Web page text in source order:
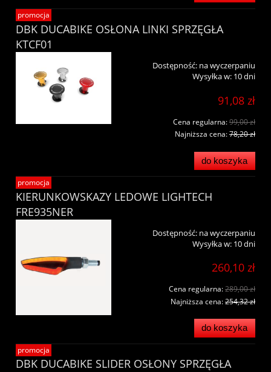
DBK DUCABIKE OSŁONA LINKI SPRZĘGŁA
KTCF01
Dostępność: na wyczerpaniu
Wysyłka w: 10 dni
91,08 zł
Cena regularna:99,00 zł
Najniższa cena:78,20 zł
do koszyka
promocja
KIERUNKOWSKAZY LEDOWE LIGHTECH
FRE935NER
Dostępność: na wyczerpaniu
Wysyłka w: 10 dni
260,10 zł
Cena regularna:289,00 zł
Najniższa cena:254,32 zł
do koszyka
promocja
DBK DUCABIKE SLIDER OSŁONY SPRZĘGŁA
promocja